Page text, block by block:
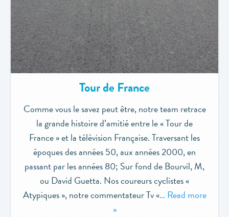
Tour de France
Comme vous le savez peut être, notre team retrace
la grande histoire d’amitié entre le « Tour de
France » et la télévision Française. Traversant les
époques des années 50, aux années 2000, en
passant par les années 80; Sur fond de Bourvil, M,
ou David Guetta. Nos coureurs cyclistes «
Atypiques », notre commentateur Tv «… Read more
»